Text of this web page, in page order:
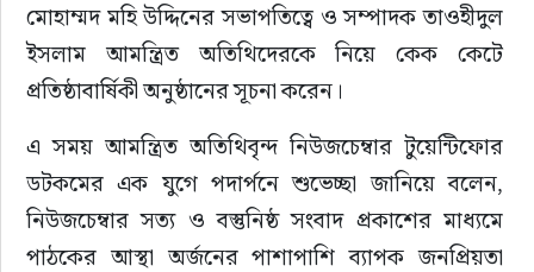
মোহাম্মদ মহি উদ্দিনের সভাপতিত্বে ও সম্পাদক তাওহীদুল
ইসলাম আমন্ত্রিত অতিথিদেরকে নিয়ে কেক কেটে
প্রতিষ্ঠাবার্ষিকী অনুষ্ঠানের সূচনা করেন।
এ সময় আমন্ত্রিত অতিথিবৃন্দ নিউজচেম্বার টুয়েন্টিফোর
ডটকমের এক যুগে পদার্পনে শুভেচ্ছা জানিয়ে বলেন,
নিউজচেম্বার সত্য ও বস্তুনিষ্ঠ সংবাদ প্রকাশের মাধ্যমে
পাঠকের আস্থা অর্জনের পাশাপাশি ব্যাপক জনপ্রিয়তা